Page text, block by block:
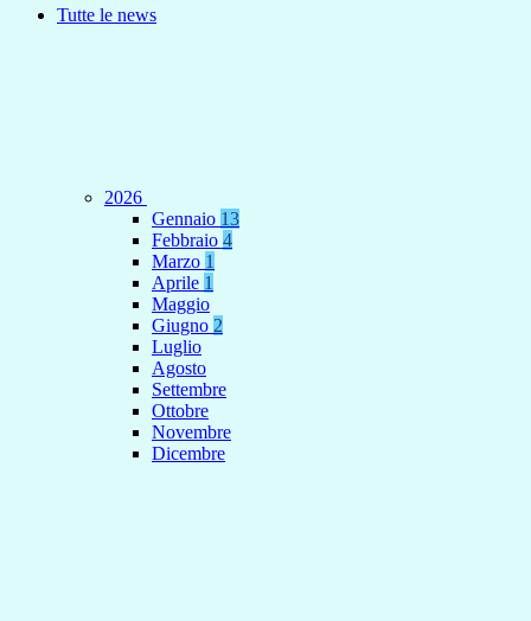
Tutte le news
2026
Gennaio 13
Febbraio 4
Marzo 1
Aprile 1
Maggio
Giugno 2
Luglio
Agosto
Settembre
Ottobre
Novembre
Dicembre